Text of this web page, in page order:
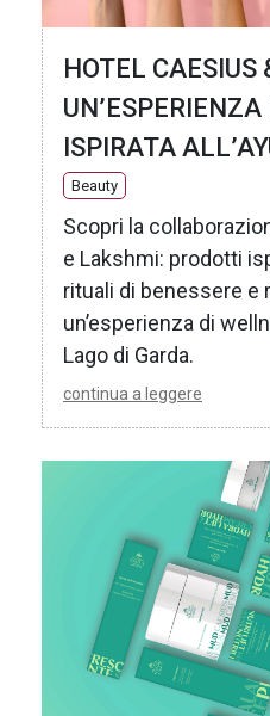
HOTEL CAESIUS
ISPIRATA
Beauty
Scopri la
e Lakshmi: prodotti
rituali di benessere e
un’esperienza di
Lago di Garda.
continua a leggere